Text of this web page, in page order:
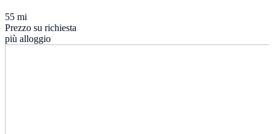
55 mi
Prezzo su richiesta
più alloggio